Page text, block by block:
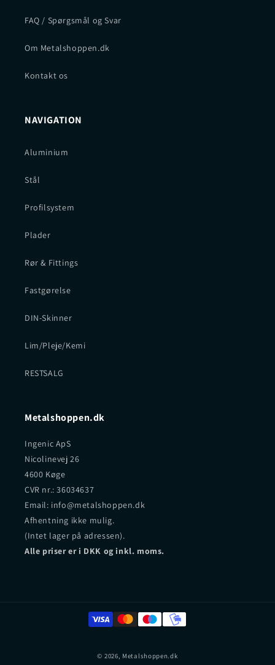
FAQ / Spørgsmål og Svar
Om Metalshoppen.dk
Kontakt os
NAVIGATION
Aluminium
Stål
Profilsystem
Plader
Rør & Fittings
Fastgørelse
DIN-Skinner
Lim/Pleje/Kemi
RESTSALG
Metalshoppen.dk
Ingenic ApS
Nicolinevej 26
4600 Køge
CVR nr.: 36034637
Email: info@metalshoppen.dk
Afhentning ikke mulig.
(Intet lager på adressen).
Alle priser er i DKK og inkl. moms.
© 2026, Metalshoppen.dk